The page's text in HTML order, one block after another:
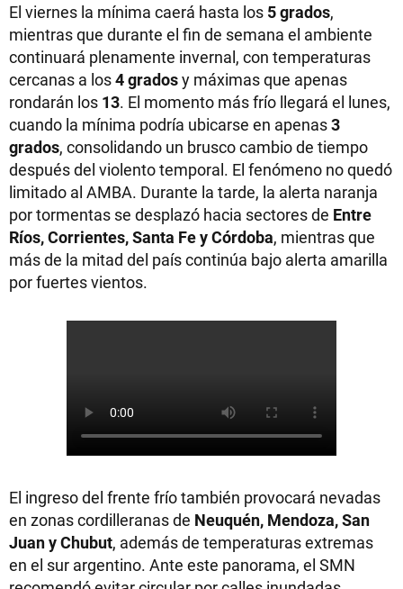
El viernes la mínima caerá hasta los 5 grados,
mientras que durante el fin de semana el ambiente
continuará plenamente invernal, con temperaturas
cercanas a los4 gradosy máximas que apenas
rondarán los 13. El momento más frío llegará el lunes,
cuando la mínima podría ubicarse en apenas3
grados, consolidando un brusco cambio de tiempo
después del violento temporal. El fenómeno no quedó
limitado al AMBA. Durante la tarde, la alerta naranja
por tormentas se desplazó hacia sectores de Entre
Ríos, Corrientes, Santa Fe y Córdoba, mientras que
más de la mitad del país continúa bajo alerta amarilla
por fuertes vientos.
El ingreso del frente frío también provocará nevadas
en zonas cordilleranas de Neuquén, Mendoza, San
Juan y Chubut, además de temperaturas extremas
en el sur argentino. Ante este panorama, el SMN